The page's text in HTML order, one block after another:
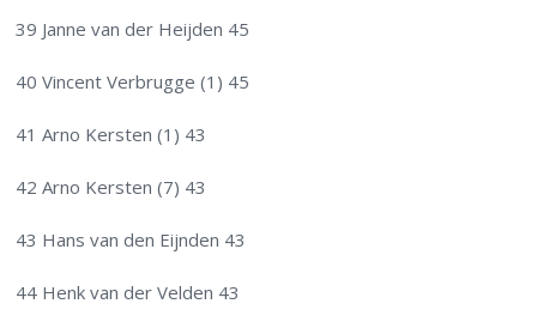
39 Janne van der Heijden 45
40 Vincent Verbrugge (1) 45
41 Arno Kersten (1) 43
42 Arno Kersten (7) 43
43 Hans van den Eijnden 43
44 Henk van der Velden 43